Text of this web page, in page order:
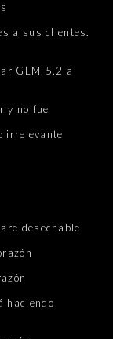
a sus clientes.
GLM-5.2 a
y no fue
irrelevante
desechable
haciendo